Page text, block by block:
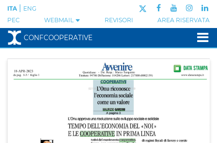
PEC WEBMAIL REVISORI AREA RISERVATA
ITA ENG
CONFCOOPERATIVE